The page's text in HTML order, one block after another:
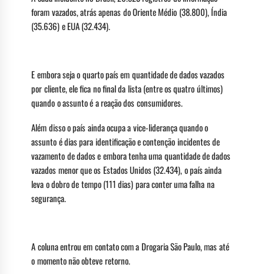
foram vazados, atrás apenas do Oriente Médio (38.800), Índia
(35.636) e EUA (32.434).
E embora seja o quarto país em quantidade de dados vazados
por cliente, ele fica no final da lista (entre os quatro últimos)
quando o assunto é a reação dos consumidores.
Além disso o país ainda ocupa a vice-liderança quando o
assunto é dias para identificação e contenção incidentes de
vazamento de dados e embora tenha uma quantidade de dados
vazados menor que os Estados Unidos (32.434), o país ainda
leva o dobro de tempo (111 dias) para conter uma falha na
segurança.
A coluna entrou em contato com a Drogaria São Paulo, mas até
o momento não obteve retorno.